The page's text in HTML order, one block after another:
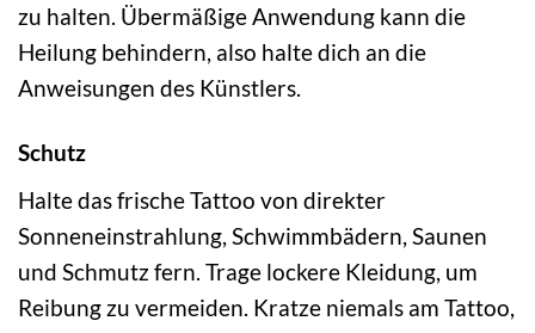
zu halten. Übermäßige Anwendung kann die
Heilung behindern, also halte dich an die
Anweisungen des Künstlers.
Schutz
Halte das frische Tattoo von direkter
Sonneneinstrahlung, Schwimmbädern, Saunen
und Schmutz fern. Trage lockere Kleidung, um
Reibung zu vermeiden. Kratze niemals am Tattoo,